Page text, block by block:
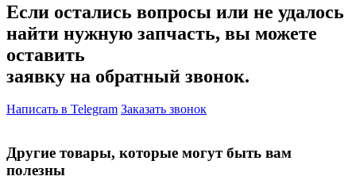
Если остались вопросы или не удалось
найти нужную запчасть, вы можете
оставить
заявку на обратный звонок.
Написать в Telegram Заказать звонок
Другие товары, которые могут быть вам
полезны